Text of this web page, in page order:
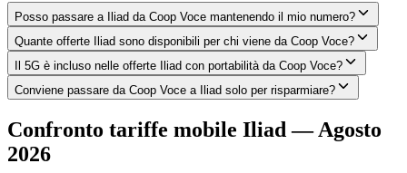
Posso passare a Iliad da Coop Voce mantenendo il mio numero?
Quante offerte Iliad sono disponibili per chi viene da Coop Voce?
Il 5G è incluso nelle offerte Iliad con portabilità da Coop Voce?
Conviene passare da Coop Voce a Iliad solo per risparmiare?
Confronto tariffe mobile Iliad — Agosto
2026